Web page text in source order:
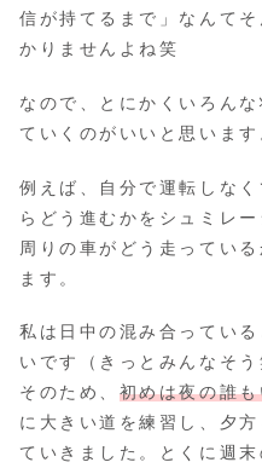
信が持てるまで」なんて
かりませんよね笑
なので、とにかくいろん
ていくのがいいと思います
例えば、自分で運転しな
らどう進むかをシュミレー
周りの車がどう走ってい
ます。
私は日中の混み合ってい
いです（きっとみんなそう
そのため、 初めは夜の誰
に大きい道を練習し、夕
ていきました。とくに週